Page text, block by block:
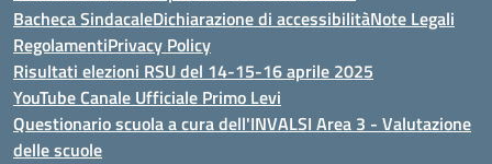
Bacheca SindacaleDichiarazione di accessibilitàNote Legali
RegolamentiPrivacy Policy
Risultati elezioni RSU del 14-15-16 aprile 2025
YouTube Canale Ufficiale Primo Levi
Questionario scuola a cura dell'INVALSI Area 3 - Valutazione
delle scuole